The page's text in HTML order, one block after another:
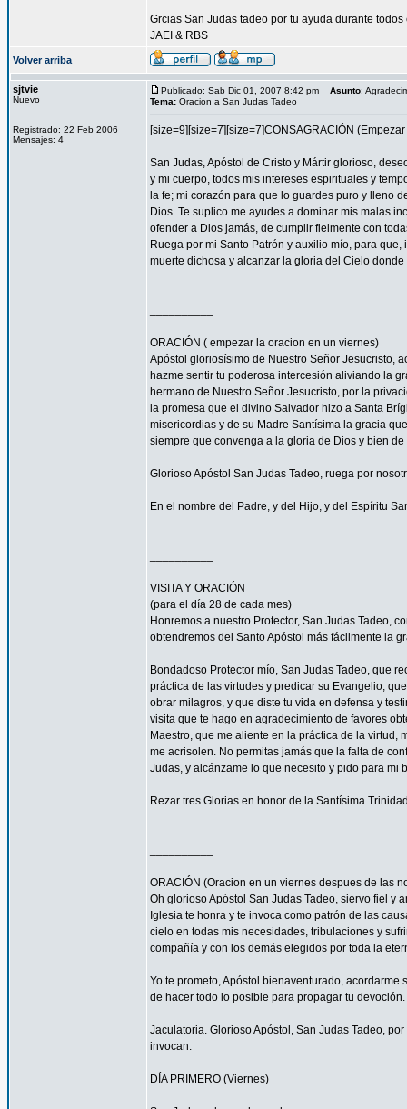
Grcias San Judas tadeo por tu ayuda durante todos
JAEI & RBS
Volver arriba
sjtvie
Nuevo
Registrado: 22 Feb 2006
Mensajes: 4
Publicado: Sab Dic 01, 2007 8:42 pm Asunto:
Tema: Oracion a San Judas Tadeo
[size=9][size=7][size=7]CONSAGRACIÓN
San Judas, Apóstol de Cristo y Mártir glorioso,
y mi cuerpo, todos mis intereses espirituales y
la fe; mi corazón para que lo guardes puro y lleno
Dios. Te suplico me ayudes a dominar mis malas
ofender a Dios jamás, de cumplir fielmente con
Ruega por mi Santo Patrón y auxilio mío, para
muerte dichosa y alcanzar la gloria del Cielo
ORACIÓN ( empezar la oracion en un viernes)
Apóstol gloriosísimo de Nuestro Señor Jesucristo,
hazme sentir tu poderosa intercesión aliviando la
hermano de Nuestro Señor Jesucristo, por la
la promesa que el divino Salvador hizo a Santa
misericordias y de su Madre Santísima la gracia
siempre que convenga a la gloria de Dios y bien de
Glorioso Apóstol San Judas Tadeo, ruega por
En el nombre del Padre, y del Hijo, y del Espíritu
VISITA Y ORACIÓN
(para el día 28 de cada mes)
Honremos a nuestro Protector, San Judas Tadeo,
obtendremos del Santo Apóstol más fácilmente la
Bondadoso Protector mío, San Judas Tadeo, que
práctica de las virtudes y predicar su Evangelio,
obrar milagros, y que diste tu vida en defensa y
visita que te hago en agradecimiento de favores
Maestro, que me aliente en la práctica de la
me acrisolen. No permitas jamás que la falta de
Judas, y alcánzame lo que necesito y pido para mi
Rezar tres Glorias en honor de la Santísima
ORACIÓN (Oracion en un viernes despues de las
Oh glorioso Apóstol San Judas Tadeo, siervo fiel y
Iglesia te honra y te invoca como patrón de las
cielo en todas mis necesidades, tribulaciones y
compañía y con los demás elegidos por toda la
Yo te prometo, Apóstol bienaventurado,
de hacer todo lo posible para propagar tu devoción.
Jaculatoria. Glorioso Apóstol, San Judas Tadeo,
invocan.
DÍA PRIMERO (Viernes)